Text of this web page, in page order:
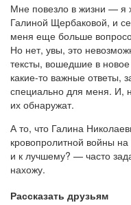
Мне повезло в жизни — я
Галиной Щербаковой, и
меня еще больше
Но нет, увы, это
тексты, вошедшие в
какие-то важные ответы,
специально для меня. И,
их обнаружат.
А то, что Галина
кровопролитной войны
и к лучшему? — часто
нахожу.
Рассказать друзьям